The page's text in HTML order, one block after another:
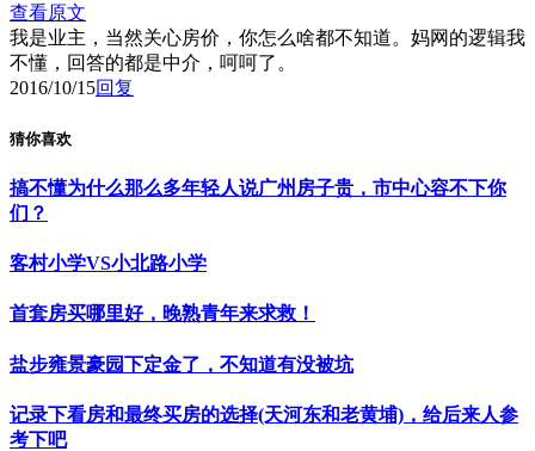
查看原文
我是业主，当然关心房价，你怎么啥都不知道。妈网的逻辑我
不懂，回答的都是中介，呵呵了。
2016/10/15回复
猜你喜欢
搞不懂为什么那么多年轻人说广州房子贵，市中心容不下你
们？
客村小学VS小北路小学
首套房买哪里好，晚熟青年来求救！
盐步雍景豪园下定金了，不知道有没被坑
记录下看房和最终买房的选择(天河东和老黄埔)，给后来人参
考下吧